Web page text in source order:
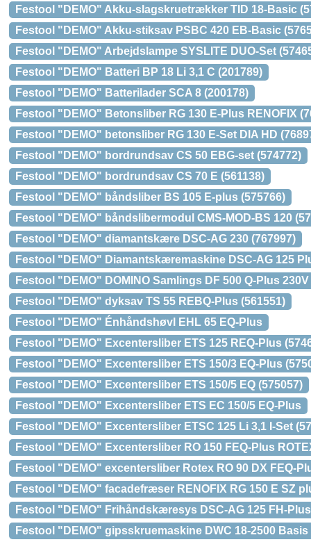
Festool "DEMO" Akku-slagskruetrækker TID 18-Basic
Festool "DEMO" Akku-stiksav PSBC 420 EB-Basic
Festool "DEMO" Arbejdslampe SYSLITE DUO-Set
Festool "DEMO" Batteri BP 18 Li 3,1 C (201789)
Festool "DEMO" Batterilader SCA 8 (200178)
Festool "DEMO" Betonsliber RG 130 E-Plus RENOFIX
Festool "DEMO" betonsliber RG 130 E-Set DIA HD
Festool "DEMO" bordrundsav CS 50 EBG-set (574772)
Festool "DEMO" bordrundsav CS 70 E (561138)
Festool "DEMO" båndsliber BS 105 E-plus (575766)
Festool "DEMO" båndslibermodul CMS-MOD-BS 120
Festool "DEMO" diamantskære DSC-AG 230 (767997)
Festool "DEMO" Diamantskæremaskine DSC-AG 125
Festool "DEMO" DOMINO Samlings DF 500 Q-Plus 230V
Festool "DEMO" dyksav TS 55 REBQ-Plus (561551)
Festool "DEMO" Énhåndshøvl EHL 65 EQ-Plus
Festool "DEMO" Excentersliber ETS 125 REQ-Plus
Festool "DEMO" Excentersliber ETS 150/3 EQ-Plus
Festool "DEMO" Excentersliber ETS 150/5 EQ (575057)
Festool "DEMO" Excentersliber ETS EC 150/5 EQ-Plus
Festool "DEMO" Excentersliber ETSC 125 Li 3,1 I-Set
Festool "DEMO" Excentersliber RO 150 FEQ-Plus
Festool "DEMO" excentersliber Rotex RO 90 DX FEQ-
Festool "DEMO" facadefræser RENOFIX RG 150 E SZ
Festool "DEMO" Frihåndskæresys DSC-AG 125 FH-Plus
Festool "DEMO" gipsskruemaskine DWC 18-2500 Basis